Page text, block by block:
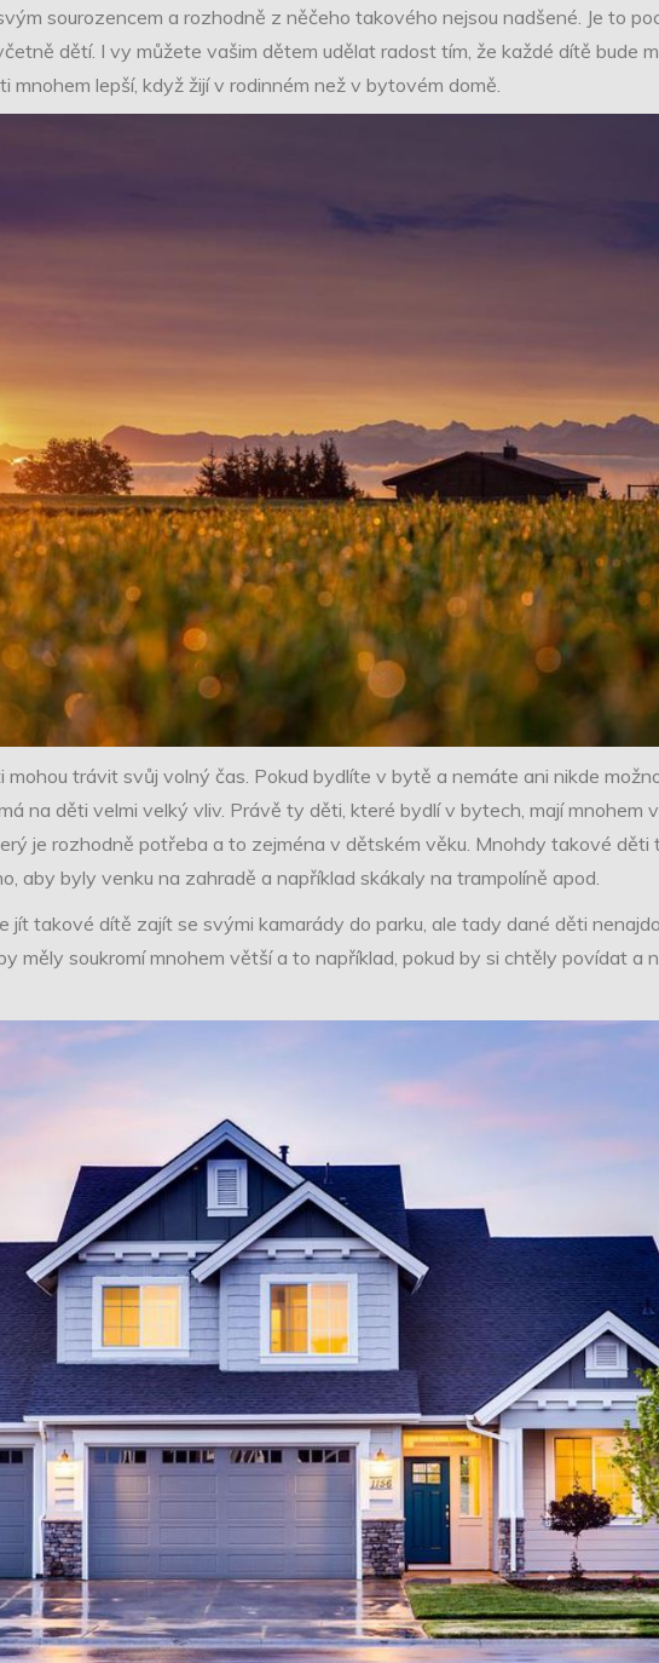
sourozencem a rozhodně z něčeho takového nejsou nadšené. Je to
dětí. I vy můžete vašim dětem udělat radost tím, že každé dítě bude
mnohem lepší, když žijí v rodinném než v bytovém domě.
trávit svůj volný čas. Pokud bydlíte v bytě a nemáte ani nikde
na děti velmi velký vliv. Právě ty děti, které bydlí v bytech, mají mnohem
je rozhodně potřeba a to zejména v dětském věku. Mnohdy takové děti
aby byly venku na zahradě a například skákaly na trampolíně apod.
jít takové dítě zajít se svými kamarády do parku, ale tady dané děti
měly soukromí mnohem větší a to například, pokud by si chtěly povídat a